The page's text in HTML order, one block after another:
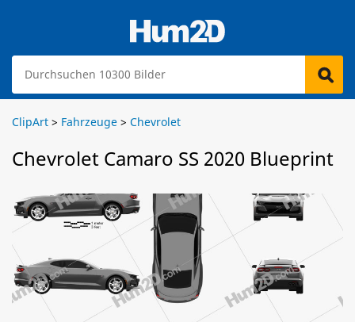
ClipArt > Fahrzeuge > Chevrolet
Chevrolet Camaro SS 2020 Blueprint